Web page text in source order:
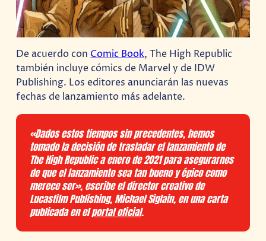
De acuerdo conComic Book, The High Republic
también incluye cómics de Marvel y de IDW
Publishing. Los editores anunciarán las nuevas
fechas de lanzamiento más adelante.
«Dados estos tiempos sin precedentes, hemos
tomado la decisión de trasladar el lanzamiento de
The High Republic a enero de 2021 para asegurarnos
de que el lanzamiento sea tan bueno y épico como
merece ser», escribe el director creativo de
Lucasfilm Publishing, Michael Siglain, en una carta
publicada en elportal oficial.